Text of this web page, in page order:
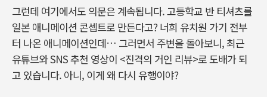
그런데 여기에서도 의문은 계속됩니다. 고등학교 반 티셔츠를
일본 애니메이션 콘셉트로 만든다고? 너희 유치원 가기 전부
터 나온 애니메이션인데… 그러면서 주변을 돌아보니, 최근
유튜브와 SNS 추천 영상이 <진격의 거인 리뷰>로 도배가 되
고 있습니다. 아니, 이게 왜 다시 유행이야?